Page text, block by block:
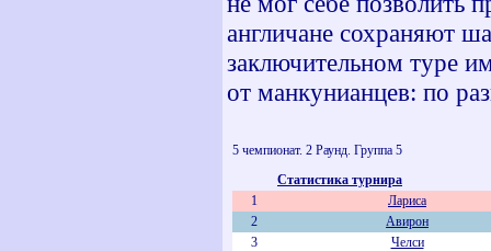
англичане сохраняют
заключительном туре
от манкунианцев: по
5 чемпионат. 2 Раунд. Группа 5
Статистика турнира
1
Лариса
2
Авирон
3
Челси